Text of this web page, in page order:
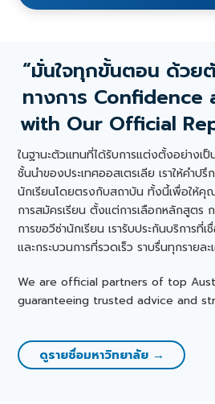
“มั่นใจทุกขั้นตอน ด้วย
ทางการ Confidence
with Our Official
ในฐานะตัวแทนที่ได้รับการแต่งตั้งอย่างเป็
ชั้นนำของประเทศออสเตรเลีย เราให้คำป
นักเรียนโดยตรงกับสถาบัน ทั้งนี้เพื่อให้
การสมัครเรียน ตั้งแต่การเลือกหลักสูตร
การขอวีซ่านักเรียน เรารับประกันบริการที่
และกระบวนการที่รวดเร็ว ราบรื่นทุกรายละ
We are official partners of top
guaranteeing trusted advice and
ดูรายชื่อมหาวิทยาลัย →